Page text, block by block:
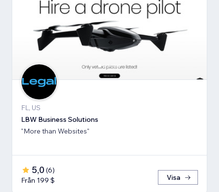
FL, US
LBW Business Solutions
"More than Websites"
5,0 (6)
Från 199 $
Visa